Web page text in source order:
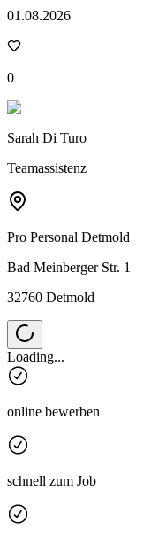
01.08.2026
0
Sarah Di Turo
Teamassistenz
Pro Personal Detmold
Bad Meinberger Str. 1
32760 Detmold
Loading...
online bewerben
schnell zum Job